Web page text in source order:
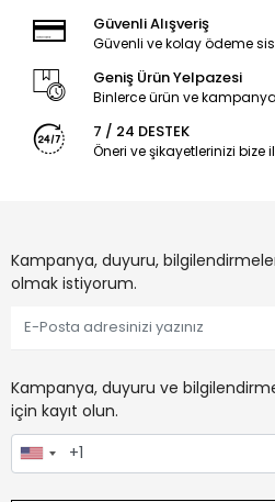
Güvenli Alışveriş
Güvenli ve kolay ödeme
Geniş Ürün Yelpazesi
Binlerce ürün ve
7 / 24 DESTEK
Öneri ve şikayetlerinizi bize
Kampanya, duyuru,
olmak istiyorum.
Kampanya, duyuru ve
için kayıt olun.